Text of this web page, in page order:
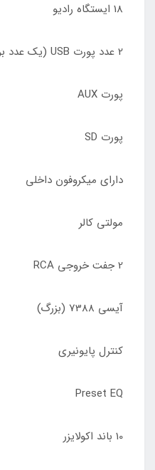
18 ایستگاه رادیو
2 عدد پورت USB (یک عدد برای شارژ)
پورت AUX
پورت SD
دارای میکروفون داخلی
مولتی کالر
2 جفت خروجی RCA
آیسی 7388 (بزرگ)
کنترل پایونیری
Preset EQ
10 باند اکولایزر